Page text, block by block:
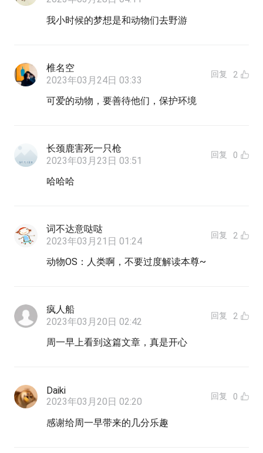
我小时候的梦想是和动物们去野游
椎名空
2023年03月24日 03:33
回复 2
可爱的动物，要善待他们，保护环境
长颈鹿害死一只枪
2023年03月23日 03:51
回复 0
哈哈哈
词不达意哒哒
2023年03月21日 01:24
回复 2
动物OS：人类啊，不要过度解读本尊~
疯人船
2023年03月20日 02:42
回复 2
周一早上看到这篇文章，真是开心
Daiki
2023年03月20日 02:20
回复 0
感谢给周一早带来的几分乐趣